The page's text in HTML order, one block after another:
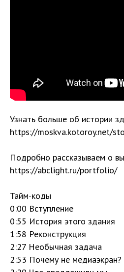
Узнать больше об истории
https://moskva.kotoroy.net/
Подробно рассказываем о
https://abclight.ru/portfolio/
Тайм-коды
0:00 Вступление
0:55 История этого здания
1:58 Реконструкция
2:27 Необычная задача
2:53 Почему не медиаэкран?